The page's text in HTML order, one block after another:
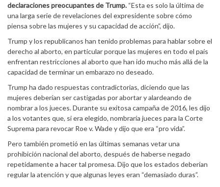
declaraciones preocupantes de Trump. “Esta es solo la última de
una larga serie de revelaciones del expresidente sobre cómo
piensa sobre las mujeres y su capacidad de acción”, dijo.
Trump y los republicanos han tenido problemas para hablar sobre el
derecho al aborto, en particular porque las mujeres en todo el país
enfrentan restricciones al aborto que han ido mucho más allá de la
capacidad de terminar un embarazo no deseado.
Trump ha dado respuestas contradictorias, diciendo que las
mujeres deberían ser castigadas por abortar y alardeando de
nombrar a los jueces. Durante su exitosa campaña de 2016, les dijo
a los votantes que, si era elegido, nombraría jueces para la Corte
Suprema para revocar Roe v. Wade y dijo que era “pro vida”.
Pero también prometió en las últimas semanas vetar una
prohibición nacional del aborto, después de haberse negado
repetidamente a hacer tal promesa. Dijo que los estados deberían
regular la atención y que algunas leyes eran “demasiado duras”.